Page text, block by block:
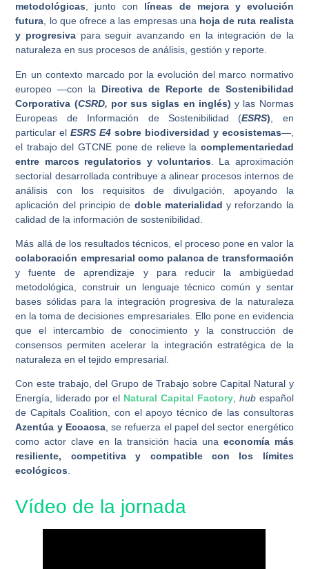
metodológicas, junto con líneas de mejora y evolución
futura, lo que ofrece a las empresas una hoja de ruta realista
y progresiva para seguir avanzando en la integración de la
naturaleza en sus procesos de análisis, gestión y reporte.
En un contexto marcado por la evolución del marco normativo
europeo —con la Directiva de Reporte de Sostenibilidad
Corporativa (CSRD, por sus siglas en inglés) y las Normas
Europeas de Información de Sostenibilidad (ESRS) , en
particular elESRS E4 sobre biodiversidad y ecosistemas—,
el trabajo del GTCNE pone de relieve la complementariedad
entre marcos regulatorios y voluntarios . La aproximación
sectorial desarrollada contribuye a alinear procesos internos de
análisis con los requisitos de divulgación, apoyando la
aplicación del principio de doble materialidad y reforzando la
calidad de la información de sostenibilidad.
Más allá de los resultados técnicos, el proceso pone en valor la
colaboración empresarial como palanca de transformación
y fuente de aprendizaje y para reducir la ambigüedad
metodológica, construir un lenguaje técnico común y sentar
bases sólidas para la integración progresiva de la naturaleza
en la toma de decisiones empresariales. Ello pone en evidencia
que el intercambio de conocimiento y la construcción de
consensos permiten acelerar la integración estratégica de la
naturaleza en el tejido empresarial.
Con este trabajo, del Grupo de Trabajo sobre Capital Natural y
Energía, liderado por el Natural Capital Factory, hub español
de Capitals Coalition, con el apoyo técnico de las consultoras
Azentúa y Ecoacsa, se refuerza el papel del sector energético
como actor clave en la transición hacia una economía más
resiliente, competitiva y compatible con los límites
ecológicos.
Vídeo de la jornada